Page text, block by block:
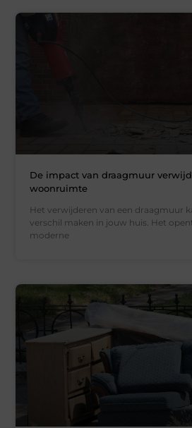
De impact van draagmuur
woonruimte
Het verwijderen van een draagmuur
verschil maken in jouw huis. Het
moderne